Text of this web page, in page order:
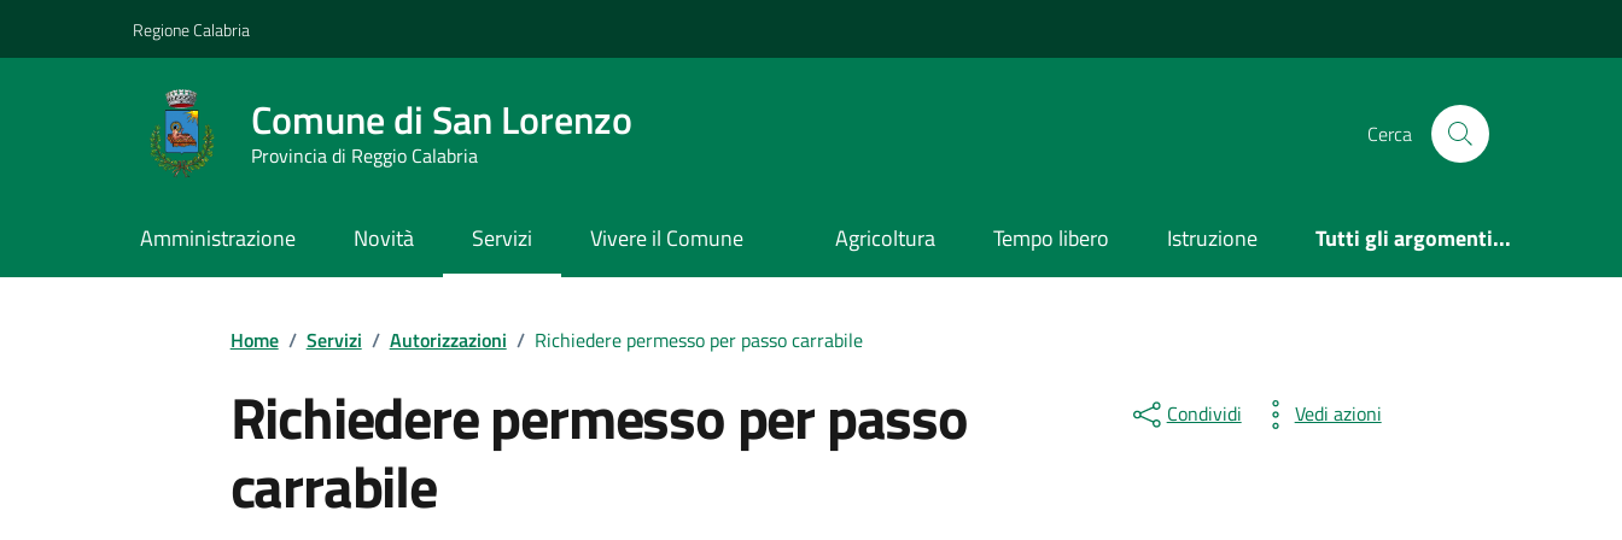
Regione Calabria
Comune di San Lorenzo
Provincia di Reggio Calabria
Cerca
Amministrazione Novità Servizi Vivere il Comune Agricoltura Tempo libero Istruzione Tutti gli argomenti...
Home / Servizi / Autorizzazioni / Richiedere permesso per passo carrabile
Richiedere permesso per passo
carrabile
Condividi Vedi azioni